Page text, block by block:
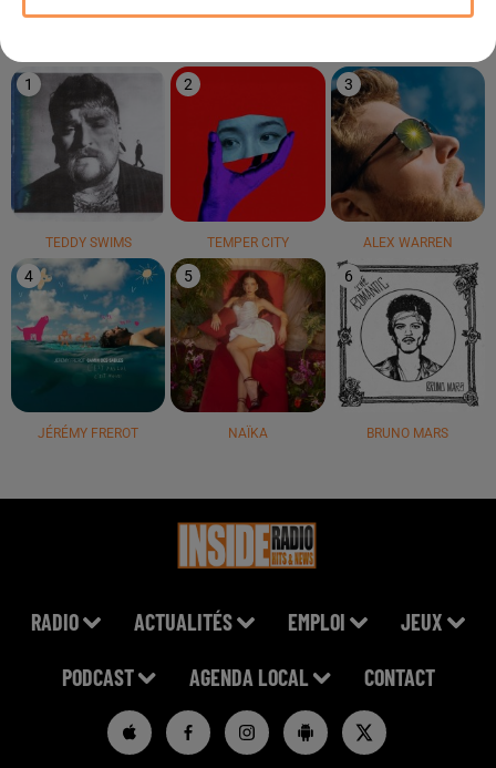
LE TOP
1
TEDDY SWIMS
2
TEMPER CITY
3
ALEX WARREN
4
JÉRÉMY FREROT
5
NAÏKA
6
BRUNO MARS
RADIO ACTUALITÉS EMPLOI JEUX
PODCAST AGENDA LOCAL CONTACT